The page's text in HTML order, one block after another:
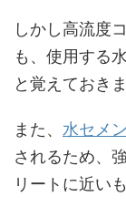
しかし高流度
も、使用する
と覚えておき
また、 水セメ
されるため、
リートに近い